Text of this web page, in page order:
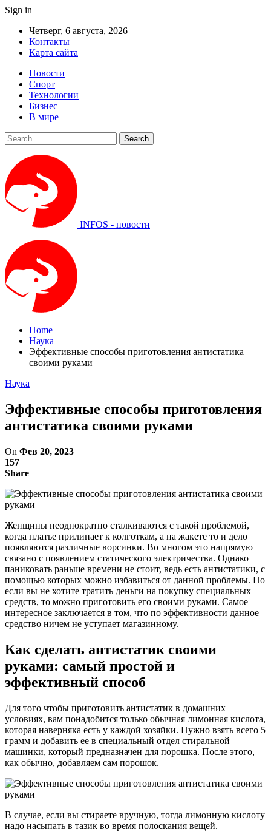
Sign in
Четверг, 6 августа, 2026
Контакты
Карта сайта
Новости
Спорт
Технологии
Бизнес
В мире
INFOS - новости
Home
Наука
Эффективные способы приготовления антистатика
своими руками
Наука
Эффективные способы приготовления
антистатика своими руками
On Фев 20, 2023
157
Share
Женщины неоднократно сталкиваются с такой проблемой,
когда платье прилипает к колготкам, а на жакете то и дело
появляются различные ворсинки. Во многом это напрямую
связано с появлением статического электричества. Однако
паниковать раньше времени не стоит, ведь есть антистатики, с
помощью которых можно избавиться от данной проблемы. Но
если вы не хотите тратить деньги на покупку специальных
средств, то можно приготовить его своими руками. Самое
интересное заключается в том, что по эффективности данное
средство ничем не уступает магазинному.
Как сделать антистатик своими
руками: самый простой и
эффективный способ
Для того чтобы приготовить антистатик в домашних
условиях, вам понадобится только обычная лимонная кислота,
которая наверняка есть у каждой хозяйки. Нужно взять всего 5
грамм и добавить ее в специальный отдел стиральной
машинки, который предназначен для порошка. После этого,
как обычно, добавляем сам порошок.
В случае, если вы стираете вручную, тогда лимонную кислоту
надо насыпать в тазик во время полоскания вещей.